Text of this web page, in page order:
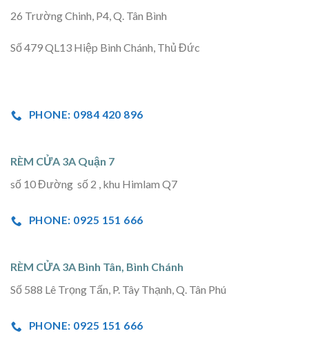
26 Trường Chinh, P4, Q. Tân Bình
Số 479 QL13 Hiệp Bình Chánh, Thủ Đức
PHONE: 0984 420 896
RÈM CỬA 3A Quận 7
số 10 Đường số 2 , khu Himlam Q7
PHONE: 0925 151 666
RÈM CỬA 3A Bình Tân, Bình Chánh
Số 588 Lê Trọng Tấn, P. Tây Thạnh, Q. Tân Phú
PHONE: 0925 151 666